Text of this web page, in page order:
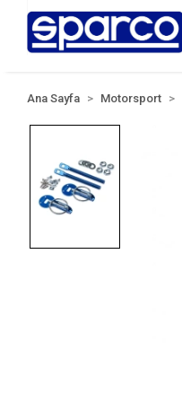
Ana Sayfa Motorsport